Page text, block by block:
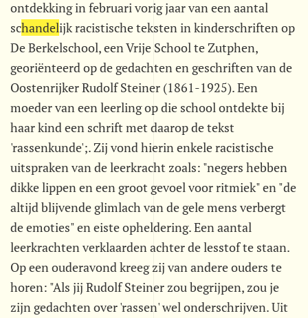
ontdekking in februari vorig jaar van een aantal
schandelijk racistische teksten in kinderschriften op
De Berkelschool, een Vrije School te Zutphen,
georiënteerd op de gedachten en geschriften van de
Oostenrijker Rudolf Steiner (1861-1925). Een
moeder van een leerling op die school ontdekte bij
haar kind een schrift met daarop de tekst
'rassenkunde';. Zij vond hierin enkele racistische
uitspraken van de leerkracht zoals: "negers hebben
dikke lippen en een groot gevoel voor ritmiek" en "de
altijd blijvende glimlach van de gele mens verbergt
de emoties" en eiste opheldering. Een aantal
leerkrachten verklaarden achter de lesstof te staan.
Op een ouderavond kreeg zij van andere ouders te
horen: "Als jij Rudolf Steiner zou begrijpen, zou je
zijn gedachten over 'rassen' wel onderschrijven. Uit